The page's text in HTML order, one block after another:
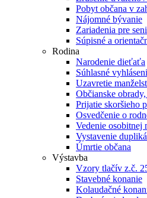
Pobyt občana v
Nájomné bývanie
Zariadenia pre
Súpisné a
Rodina
Narodenie dieťaťa
Súhlasné
Uzavretie
Občianske
Prijatie skoršieho
Osvedčenie o
Vedenie osobitnej
Vystavenie
Úmrtie občana
Výstavba
Vzory tlačív z.č.
Stavebné konanie
Kolaudačné